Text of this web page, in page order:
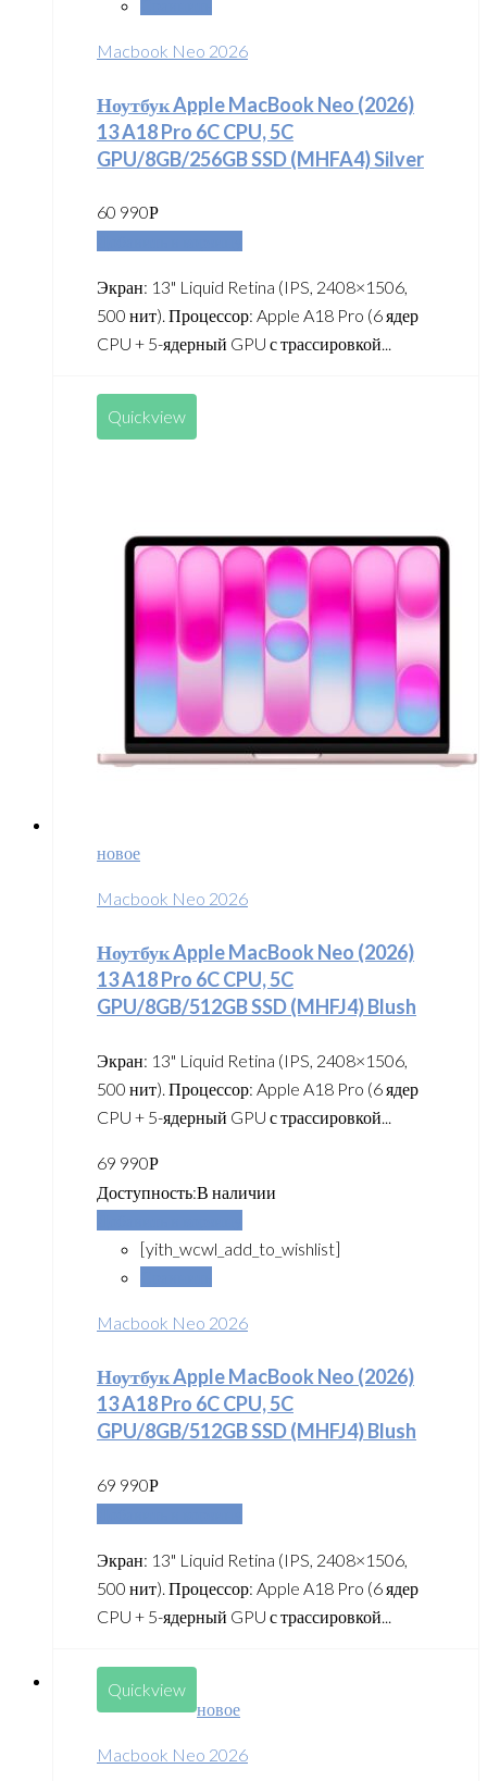
Macbook Neo 2026
Ноутбук Apple MacBook Neo (2026)
13 A18 Pro 6C CPU, 5C
GPU/8GB/256GB SSD (MHFA4) Silver
60 990Р
Экран: 13" Liquid Retina (IPS, 2408×1506,
500 нит). Процессор: Apple A18 Pro (6 ядер
CPU + 5-ядерный GPU с трассировкой...
Quickview
новое
Macbook Neo 2026
Ноутбук Apple MacBook Neo (2026)
13 A18 Pro 6C CPU, 5C
GPU/8GB/512GB SSD (MHFJ4) Blush
Экран: 13" Liquid Retina (IPS, 2408×1506,
500 нит). Процессор: Apple A18 Pro (6 ядер
CPU + 5-ядерный GPU с трассировкой...
69 990Р
Доступность:В наличии
[yith_wcwl_add_to_wishlist]
Macbook Neo 2026
Ноутбук Apple MacBook Neo (2026)
13 A18 Pro 6C CPU, 5C
GPU/8GB/512GB SSD (MHFJ4) Blush
69 990Р
Экран: 13" Liquid Retina (IPS, 2408×1506,
500 нит). Процессор: Apple A18 Pro (6 ядер
CPU + 5-ядерный GPU с трассировкой...
Quickview
новое
Macbook Neo 2026